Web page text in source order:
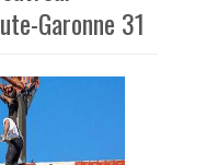
Garonne 31